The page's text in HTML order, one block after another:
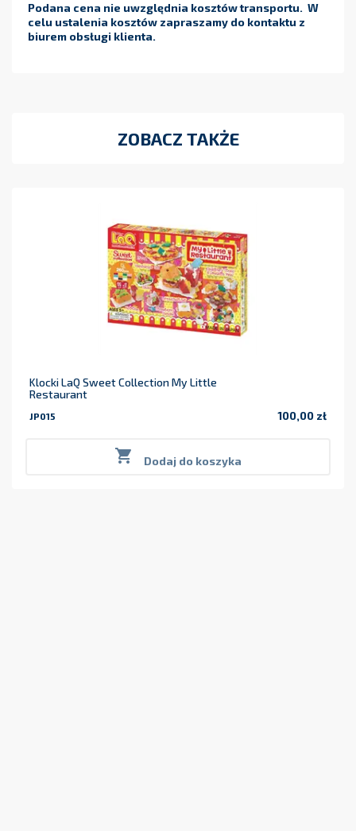
Podana cena nie uwzględnia kosztów transportu. W
celu ustalenia kosztów zapraszamy do kontaktu z
biurem obsługi klienta.
ZOBACZ TAKŻE
Klocki LaQ Sweet Collection My Little
Restaurant
JP015 100,00 zł
 Dodaj do koszyka